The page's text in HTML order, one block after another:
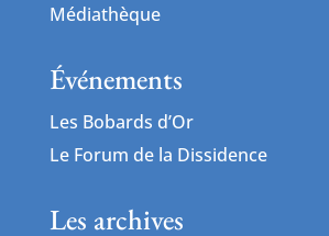
Médiathèque
Événements
Les Bobards d’Or
Le Forum de la Dissidence
Les archives